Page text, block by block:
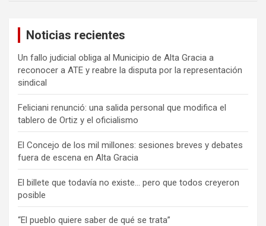
Noticias recientes
Un fallo judicial obliga al Municipio de Alta Gracia a
reconocer a ATE y reabre la disputa por la representación
sindical
Feliciani renunció: una salida personal que modifica el
tablero de Ortiz y el oficialismo
El Concejo de los mil millones: sesiones breves y debates
fuera de escena en Alta Gracia
El billete que todavía no existe… pero que todos creyeron
posible
“El pueblo quiere saber de qué se trata”